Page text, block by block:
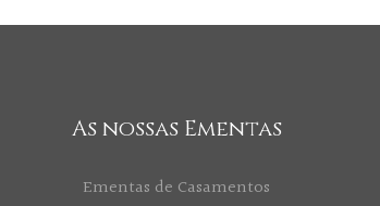
As nossas Ementas
Ementas de Casamentos